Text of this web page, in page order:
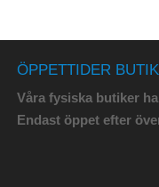
ÖPPETTIDER BUTIK
Våra fysiska butiker
Endast öppet efter